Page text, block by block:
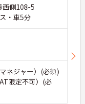
西側108-5
・車5分
ネジャー）(必須)
限定不可）(必